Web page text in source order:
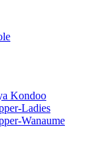
Kondoo
Ladies
Wanaume